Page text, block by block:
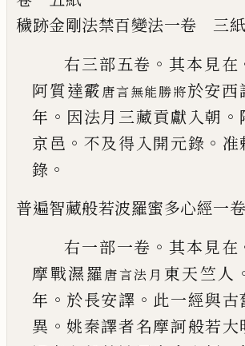
穢跡金剛法禁百變法一卷 三紙
右三部五卷 。其本見在
阿質達霰 唐言無能勝將於安西
年 。 因法月 三藏貢獻入朝 。
京邑 。 不及 得入開元錄 。 准
錄 。
普遍智藏般若波羅蜜多心經一卷
右一部一卷 。其本見在
摩戰濕羅 唐言法月 東天竺人
年 。 於長安譯 。 此一經與古
異 。姚秦譯者名摩訶般若大